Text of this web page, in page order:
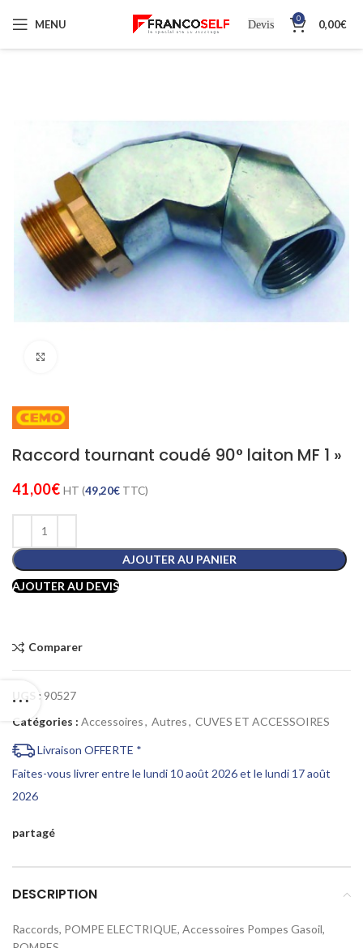
MENU Devis 0 0,00€
Raccord tournant coudé 90° laiton MF 1 »
41,00€ HT (49,20€ TTC)
AJOUTER AU PANIER
AJOUTER AU DEVIS
Comparer
UGS : 90527
Catégories : Accessoires, Autres, CUVES ET ACCESSOIRES
Livraison OFFERTE *
Faites-vous livrer entre le lundi 10 août 2026 et le lundi 17 août
2026
partagé
DESCRIPTION
Raccords, POMPE ELECTRIQUE, Accessoires Pompes Gasoil,